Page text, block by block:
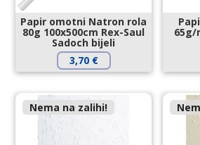
Papir omotni Natron rola
80g 100x500cm Rex-Saul
Sadoch bijeli
3,70 €
65g/
Nema na zalihi!